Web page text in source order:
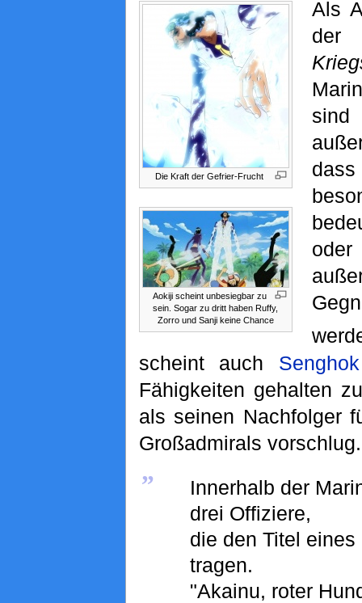
Die Kraft der Gefrier-Frucht
Aokiji scheint unbesiegbar zu
sein. Sogar zu dritt haben Ruffy,
Zorro und Sanji keine Chance
Als
scheint auch Senghok
Fähigkeiten gehalten
als seinen Nachfolger
Großadmirals vorschlug.
„
Innerhalb der
drei Offiziere,
die den Titel
tragen.
"Akainu, roter